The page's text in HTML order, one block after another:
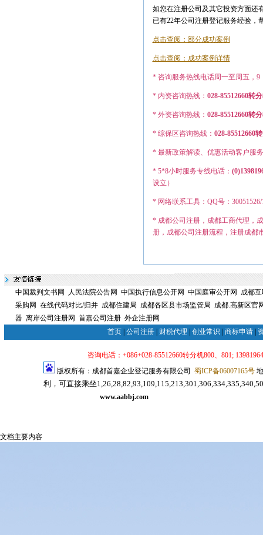
如您在注册公司及其它投资方面还
已有22年公司注册登记服务经验，
点击查阅：部分成功案例
点击查阅：成功案例详情
* 咨询服务热线电话周一至周五，9
* 内资咨询热线： 028-85512660转
* 外资咨询热线： 028-85512660转
* 综保区咨询热线： 028-85512660
* 最新政策解读、优惠活动客户服
* 5*8小时服务专线电话：
设立）
* 网络联系工具：QQ号：30051526/
* 成都公司注册，成都工商代理，
册，成都公司注册流程，注册成都
中国裁判文书网 人民法院公告网 中国执行信息公开网 中国庭审公开网
成都
采购网 在线代码对比/归并 成都住建局 成都各区县市场监管局 成都.高新区官
器 离岸公司注册网 首嘉公司注册 外企注册网
首页 公司注册 财税代理 创业常识 商标申请
咨询电话：+086+028-85512660转分机800、801;
版权所有：成都首嘉企业登记服务有限公司 蜀ICP备06007165号地
利，可直接乘坐
www.aabbj.com
文档主要内容